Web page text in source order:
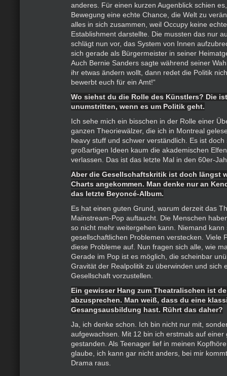
anderes. Für einen kurzen Augenblick schien
Bewegung eine echte Chance, die Welt zu
alles in sich zusammen, weil Occupy keine
Establishment darstellte. Die mussten das nur
schlägt nun vor, das System von Innen
sich gerade als Bürgermeister in seiner
Auch Bernie Sanders sagte während seiner
ihr etwas ändern wollt, dann redet die Politik
bewerbt euch für ein Amt!“
Wo siehst du die Rolle des Künstlers? Die
unumstritten, wenn es um Politik geht.
Ich sehe mich ein bisschen in der Rolle einer
ganzen Theoriewälzer, die ich in Montreal
heavy stuff und schwer verständlich. Es ist
großartigen Ideen kaum die akademischen
verlassen. Das ist das letzte Mal in den 60er-
Aber die Gesellschaftskritik ist doch längst
Charts angekommen. Man denke nur an
das letzte Beyoncé-Album.
Es hat einen guten Grund, warum derzeit das
Mainstream-Pop auftaucht. Die Menschen
so nicht mehr weitergehen kann. Niemand
gesellschaftlichen Problemen verstecken. Viele
diese Probleme auf. Nun fragen sich alle, wie
Gerade im Pop ist es möglich, die scheinbar
Gravität der Realpolitik zu überwinden und sich
Gesellschaft vorzustellen.
Ein gewisser Hang zum Theatralischen ist
abzusprechen. Man weiß, dass du eine
Gesangsausbildung hast. Rührt das daher?
Ja, ich denke schon. Ich bin nicht nur mit,
aufgewachsen. Mit 12 bin ich erstmals auf einer
gestanden. Als Teenager lief in meinen
glaube, ich kann gar nicht anders, bei mir
Drama raus.